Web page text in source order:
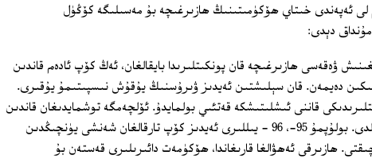
ئەپەندى خىتاي ھۆكۈمىتىنىڭ ھازىرغىچە بۇ مەسىلىگە كۆڭۈل
دېدى:
ۋەقەسى ھازىرغىچە قان پونكىتلىرىدا بايقالغان، ئەڭ كۆپ ئادەم قاندىن
دەيمەن. قان سېلىشتىن ئەيدىز ۋىرۇسنىڭ يۇقۇش نىسپىتىمۇ يۇقىرى.
قاننى ئىشلىتىشكە قەتئىي بولمايدۇ. ئۆلچەمگە توشمايدىغان قاندىن
10 مىڭ پارچىدىن ئارتۇقى بايقالدى. بولۇپمۇ 95-، 96 - يىللىرى ئەيدىز كۆپ تارقالغان شەنشى يۈنچىڭدىن
ھازىرقى ئەھۋالغا قارىغاندا، ھۆكۈمەت دائىرىلىرى قەستەن بۇ